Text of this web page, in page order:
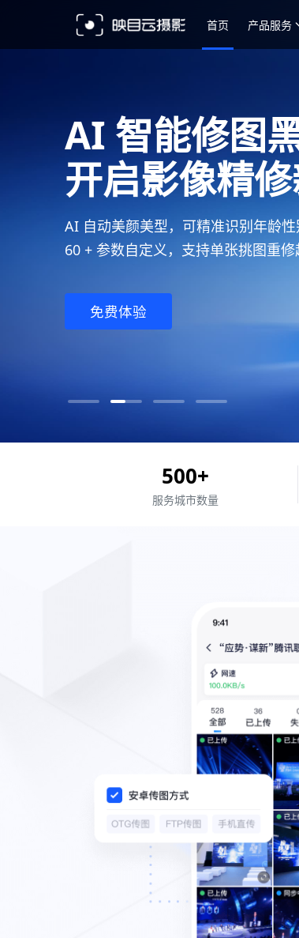
首页 产品服务
AI 智能修图
开启影像精
AI 自动美颜美型，可精准识别年龄性
60 + 参数自定义，支持单张挑图重
免费体验
500+
服务城市数量